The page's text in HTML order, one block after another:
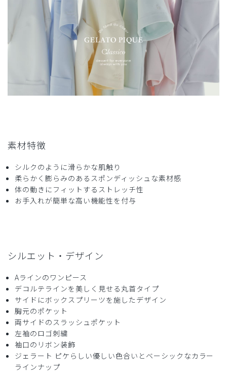
んのようにダボっとしてしまい、これでは着れないと泣く泣
く返品した次第です。スカート部分がここまでゆったり広が
らなければまだ何とか着られたかもしれません。
621ジェラート ピケ&クラシコ 白衣:プリーツワ
ンピース/ピンクベージュ/S
役に立った 1
購入確認済み
年齢: 30代 身長:161-165cm
自宅サロンのユニフォームに購入しました。伸縮性があり着
心地もいいです。
そして何よりデザインが可愛い！
ンピース/チャコールグレー/M
役に立った 3
ご購入者様
購入確認済み
年齢:50代 身長:156-160cm 体重:51-55kg
シワ。
素材特徴
シルクのように滑らかな肌触り
柔らかく膨らみのあるスポンディッシュな素材感
体の動きにフィットするストレッチ性
お手入れが簡単な高い機能性を付与
シルエット・デザイン
Aラインのワンピース
デコルテラインを美しく見せる丸首タイプ
サイドにボックスプリーツを施したデザイン
胸元のポケット
両サイドのスラッシュポケット
左袖のロゴ刺繍
袖口のリボン装飾
ジェラート ピケらしい優しい色合いとベーシックなカラー
ラインナップ